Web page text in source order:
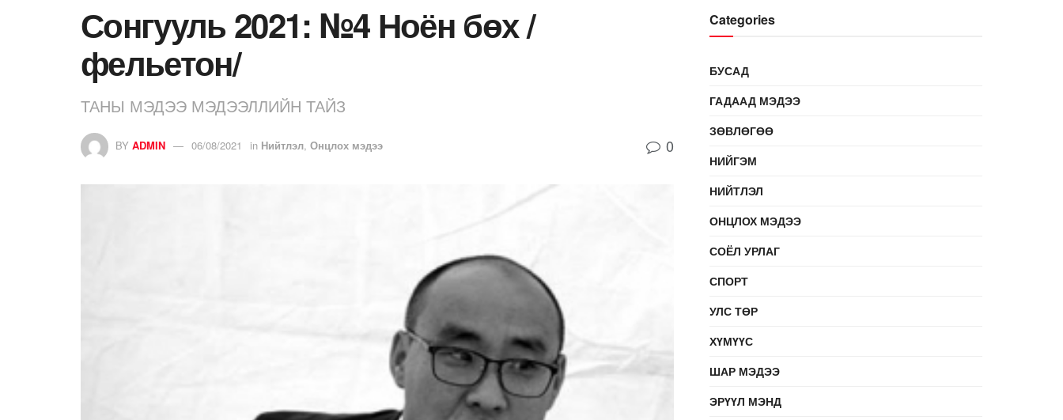
Сонгууль 2021: №4 Ноён бөх /
фельетон/
ТАНЫ МЭДЭЭ МЭДЭЭЛЛИЙН ТАЙЗ
BY ADMIN 06/08/2021 in Нийтлэл, Онцлох мэдээ 0
Categories
БУСАД
ГАДААД МЭДЭЭ
ЗӨВЛӨГӨӨ
НИЙГЭМ
НИЙТЛЭЛ
ОНЦЛОХ МЭДЭЭ
СОЁЛ УРЛАГ
СПОРТ
УЛС ТӨР
ХҮМҮҮС
ШАР МЭДЭЭ
ЭРҮҮЛ МЭНД